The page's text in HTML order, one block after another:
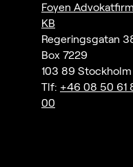
Foyen
KB
Regeringsgatan
Box 7229
103 89 Stockholm
Tlf: +46 08 50 61
00